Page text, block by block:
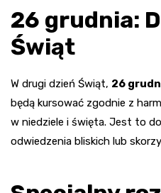
26 grudnia:
Świąt
W drugi dzień Świąt, 26
będą kursować zgodnie z
w niedziele i święta. Jest to
odwiedzenia bliskich lub